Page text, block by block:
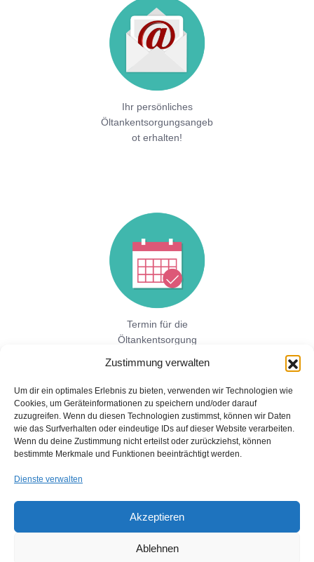
Zustimmung verwalten
Um dir ein optimales Erlebnis zu bieten, verwenden wir Technologien wie
Cookies, um Geräteinformationen zu speichern und/oder darauf
zuzugreifen. Wenn du diesen Technologien zustimmst, können wir Daten
wie das Surfverhalten oder eindeutige IDs auf dieser Website verarbeiten.
Wenn du deine Zustimmung nicht erteilst oder zurückziehst, können
bestimmte Merkmale und Funktionen beeinträchtigt werden.
Dienste verwalten
Akzeptieren
Ablehnen
Ihr persönliches
Öltankentsorgungsangeb
ot erhalten!
Termin für die
Öltankentsorgung
Jetzt hier direkt ein unverbindliches
Festpreisangebot einholen!